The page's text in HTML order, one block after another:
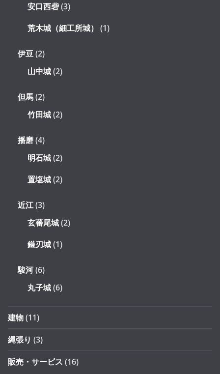
安口西砦(3)
荒木城（細工所城） (1)
伊豆(2)
山中城(2)
但馬(2)
竹田城(2)
播磨(4)
明石城(2)
置塩城(2)
近江(3)
玄蕃尾城(2)
鎌刃城(1)
駿河(6)
丸子城(6)
建物(11)
縄張り (3)
販売・サービス (16)